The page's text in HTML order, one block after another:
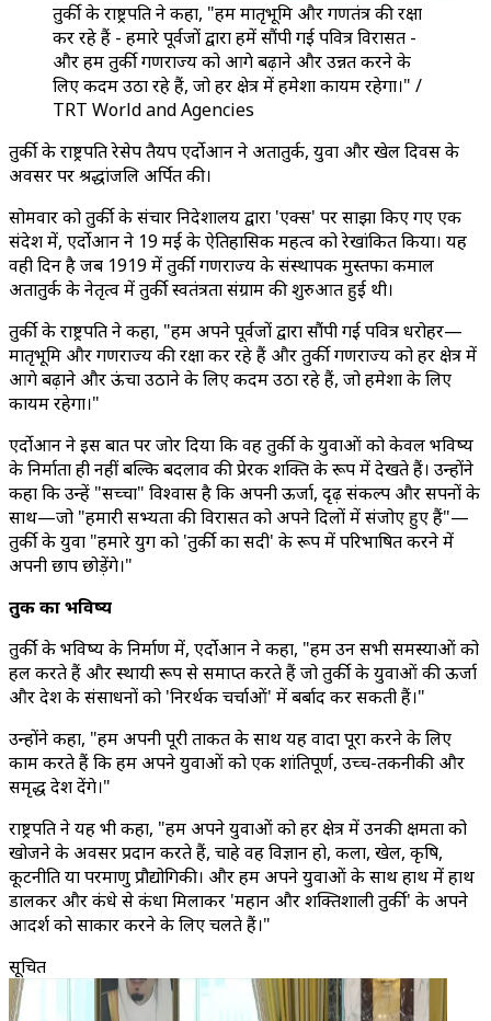
तुर्की के राष्ट्रपति ने कहा, "हम मातृभूमि और गणतंत्र की रक्षा
कर रहे हैं - हमारे पूर्वजों द्वारा हमें सौंपी गई पवित्र विरासत -
और हम तुर्की गणराज्य को आगे बढ़ाने और उन्नत करने के
लिए कदम उठा रहे हैं, जो हर क्षेत्र में हमेशा कायम रहेगा।" /
TRT World and Agencies
तुर्की के राष्ट्रपति रेसेप तैयप एर्दोआन ने अतातुर्क, युवा और खेल दिवस के
अवसर पर श्रद्धांजलि अर्पित की।
सोमवार को तुर्की के संचार निदेशालय द्वारा 'एक्स' पर साझा किए गए एक
संदेश में, एर्दोआन ने 19 मई के ऐतिहासिक महत्व को रेखांकित किया। यह
वही दिन है जब 1919 में तुर्की गणराज्य के संस्थापक मुस्तफा कमाल
अतातुर्क के नेतृत्व में तुर्की स्वतंत्रता संग्राम की शुरुआत हुई थी।
तुर्की के राष्ट्रपति ने कहा, "हम अपने पूर्वजों द्वारा सौंपी गई पवित्र धरोहर—
मातृभूमि और गणराज्य की रक्षा कर रहे हैं और तुर्की गणराज्य को हर क्षेत्र में
आगे बढ़ाने और ऊंचा उठाने के लिए कदम उठा रहे हैं, जो हमेशा के लिए
कायम रहेगा।"
एर्दोआन ने इस बात पर जोर दिया कि वह तुर्की के युवाओं को केवल भविष्य
के निर्माता ही नहीं बल्कि बदलाव की प्रेरक शक्ति के रूप में देखते हैं। उन्होंने
कहा कि उन्हें "सच्चा" विश्वास है कि अपनी ऊर्जा, दृढ़ संकल्प और सपनों के
साथ—जो "हमारी सभ्यता की विरासत को अपने दिलों में संजोए हुए हैं"—
तुर्की के युवा "हमारे युग को 'तुर्की का सदी' के रूप में परिभाषित करने में
अपनी छाप छोड़ेंगे।"
तुर्की का भविष्य
तुर्की के भविष्य के निर्माण में, एर्दोआन ने कहा, "हम उन सभी समस्याओं को
हल करते हैं और स्थायी रूप से समाप्त करते हैं जो तुर्की के युवाओं की ऊर्जा
और देश के संसाधनों को 'निरर्थक चर्चाओं' में बर्बाद कर सकती हैं।"
उन्होंने कहा, "हम अपनी पूरी ताकत के साथ यह वादा पूरा करने के लिए
काम करते हैं कि हम अपने युवाओं को एक शांतिपूर्ण, उच्च-तकनीकी और
समृद्ध देश देंगे।"
राष्ट्रपति ने यह भी कहा, "हम अपने युवाओं को हर क्षेत्र में उनकी क्षमता को
खोजने के अवसर प्रदान करते हैं, चाहे वह विज्ञान हो, कला, खेल, कृषि,
कूटनीति या परमाणु प्रौद्योगिकी। और हम अपने युवाओं के साथ हाथ में हाथ
डालकर और कंधे से कंधा मिलाकर 'महान और शक्तिशाली तुर्की' के अपने
आदर्श को साकार करने के लिए चलते हैं।"
सूचित